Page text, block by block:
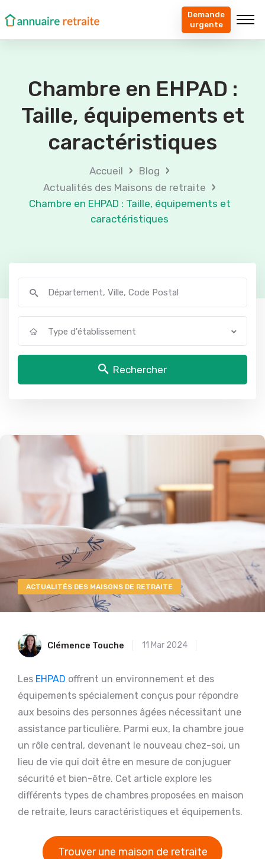
Demande
urgente
Chambre en EHPAD :
Taille, équipements et
caractéristiques
Accueil › Blog ›
Actualités des Maisons de retraite ›
Chambre en EHPAD : Taille, équipements et
caractéristiques
Type d'établissement
Rechercher
ACTUALITÉS DES MAISONS DE RETRAITE
Clémence Touche 11 Mar 2024
Les EHPAD offrent un environnement et des
équipements spécialement conçus pour répondre
aux besoins des personnes âgées nécessitant une
assistance particulière. Parmi eux, la chambre joue
un rôle central, devenant le nouveau chez-soi, un
lieu de vie qui doit être en mesure de conjuguer
sécurité et bien-être. Cet article explore les
différents types de chambres proposées en maison
de retraite, leurs caractéristiques et équipements.
Trouver une maison de retraite